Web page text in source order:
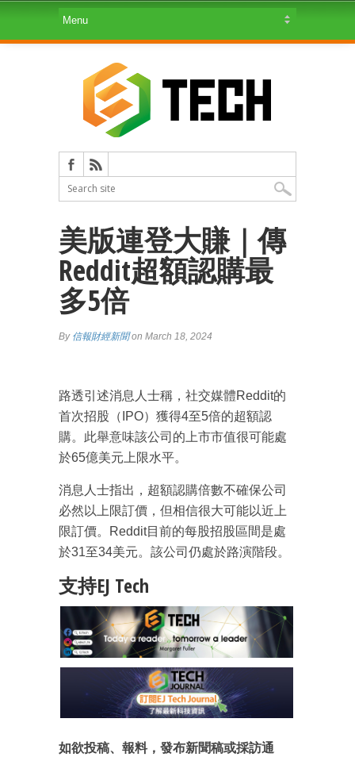
美版連登大賺｜傳
Reddit超額認購最
多5倍
By 信報財經新聞on March 18, 2024
路透引述消息人士稱，社交媒體Reddit的
首次招股（IPO）獲得4至5倍的超額認
購。此舉意味該公司的上市市值很可能處
於65億美元上限水平。
消息人士指出，超額認購倍數不確保公司
必然以上限訂價，但相信很大可能以近上
限訂價。Reddit目前的每股招股區間是處
於31至34美元。該公司仍處於路演階段。
支持EJ Tech
如欲投稿、報料，發布新聞稿或採訪通